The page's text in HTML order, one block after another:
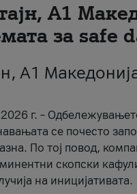
A1
за safe
A1
г. –
се почесто
По тој повод,
скопски
на иницијативата.